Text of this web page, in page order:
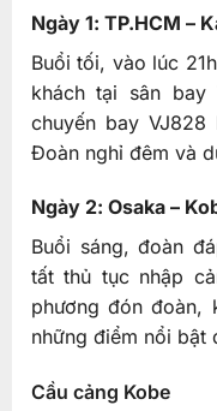
Ngày 1: TP.HCM –
Buổi tối, vào lúc
khách tại sân
chuyến bay VJ828
Đoàn nghỉ đêm và
Ngày 2: Osaka –
Buổi sáng, đoàn
tất thủ tục nhập
phương đón đoàn,
những điểm nổi bật
Cầu cảng Kobe